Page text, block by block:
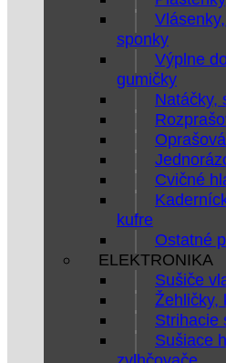
sponky
Výplne
gumičky
Natáčky,
Cvičné
kufre
Ostatné
ELEKTRONIKA
Sušiče
Žehličky,
Strihacie
Sušiace